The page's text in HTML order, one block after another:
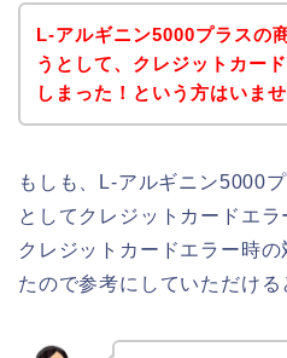
L-アルギニン5000プラスの
うとして、クレジットカー
しまった！という方はいま
もしも、L-アルギニン5000
としてクレジットカードエラ
クレジットカードエラー時
たので参考にしていただける